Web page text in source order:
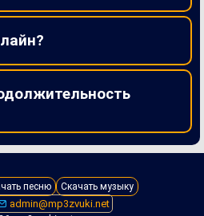
песню Скачать музыку
admin@mp3zvuki.net